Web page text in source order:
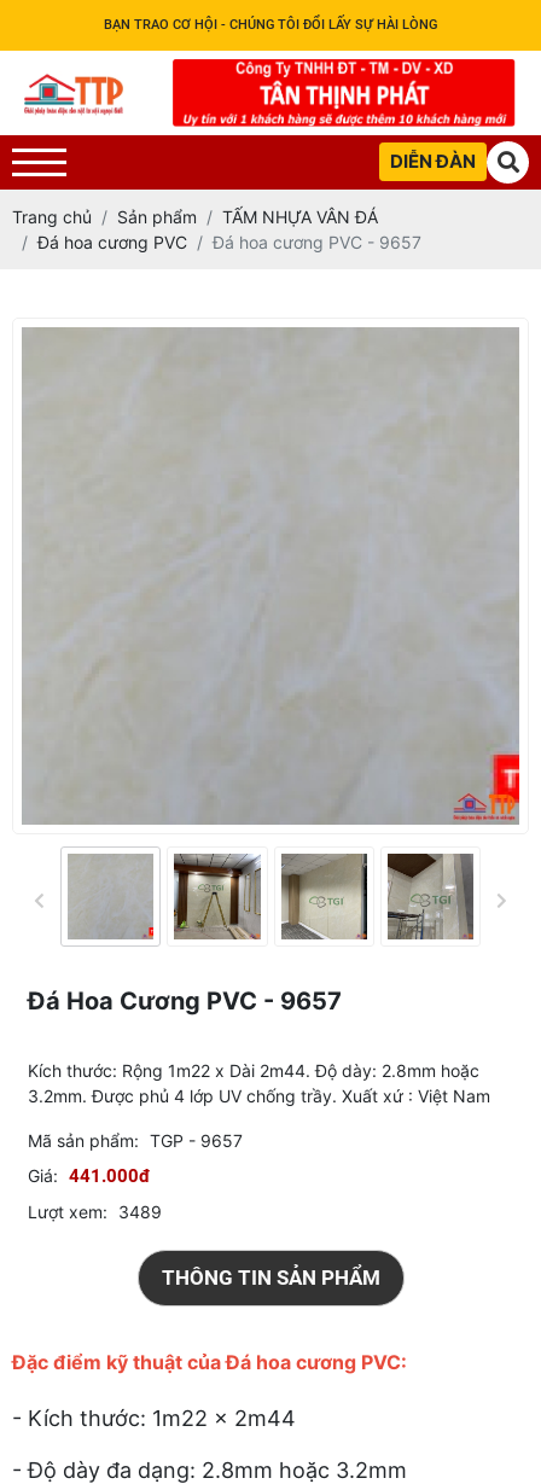
BẠN TRAO CƠ HỘI - CHÚNG TÔI ĐỔI LẤY SỰ HÀI LÒNG
DIỄN ĐÀN
Trang chủ Sản phẩm
TẤM NHỰA VÂN ĐÁ
Đá hoa cương PVC
Đá hoa cương PVC - 9657
Đá Hoa Cương PVC - 9657
Kích thước: Rộng 1m22 x Dài 2m44. Độ dày: 2.8mm hoặc
3.2mm. Được phủ 4 lớp UV chống trầy. Xuất xứ : Việt Nam
Mã sản phẩm: TGP - 9657
Giá: 441.000đ
Lượt xem: 3489
THÔNG TIN SẢN PHẨM
Đặc điểm kỹ thuật của Đá hoa cương PVC:
- Kích thước: 1m22 x 2m44
- Độ dày đa dạng: 2.8mm hoặc 3.2mm